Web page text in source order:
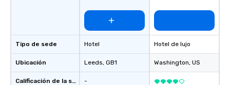
Tipo de sede
Ubicación
Calificación de la sede
Hotel
Leeds, GB1
-
Hotel de lujo
Washington, US